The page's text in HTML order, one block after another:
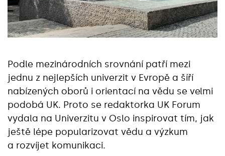
Podle mezinárodních srovnání patří mezi
jednu z nejlepších univerzit v Evropě a šíří
nabízených oborů i orientací na vědu se velmi
podobá UK. Proto se redaktorka UK Forum
vydala na Univerzitu v Oslo inspirovat tím, jak
ještě lépe popularizovat vědu a výzkum
a rozvíjet komunikaci.